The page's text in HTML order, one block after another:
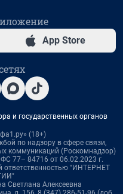
App Store
и государственных органов
(18+)
по надзору в сфере связи,
коммуникаций (Роскомнадзор)
77– 84716 от 06.02.2023 г.
ответственностью "ИНТЕРНЕТ
Светлана Алексеевна